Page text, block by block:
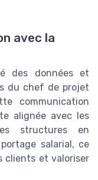
avec la
des données et
du chef de projet
communication
alignée avec les
structures en
salarial, ce
clients et valoriser